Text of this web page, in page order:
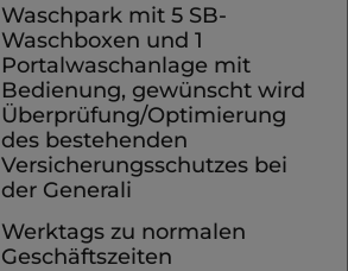
Waschpark mit 5 SB-
Waschboxen und 1
Portalwaschanlage mit
Bedienung, gewünscht wird
Überprüfung/Optimierung
des bestehenden
Versicherungsschutzes bei
der Generali
Werktags zu normalen
Geschäftszeiten